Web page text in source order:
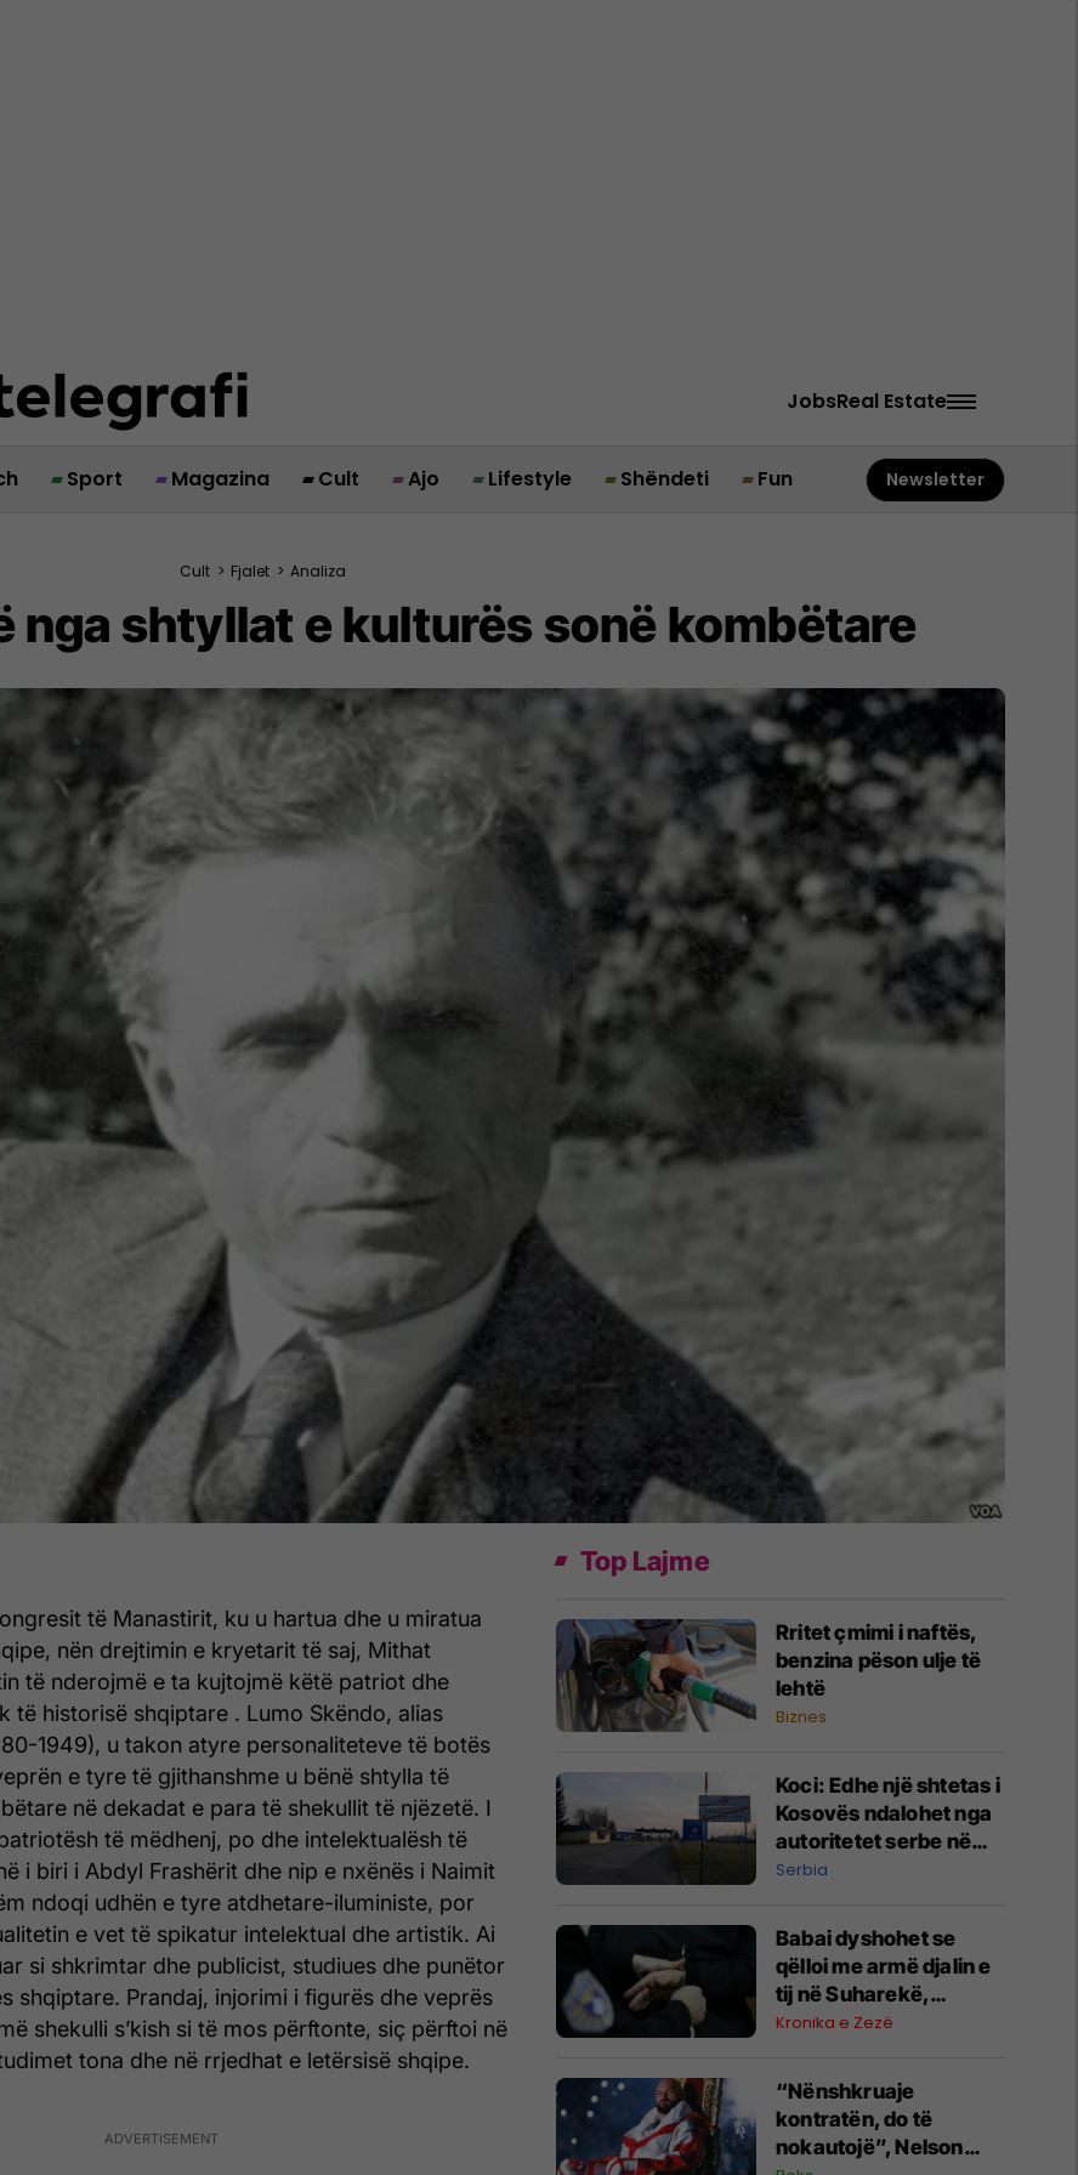
JobsReal Estate
Sport Magazina Cult Ajo Lifestyle Shëndeti Fun Newsletter
Cult > Fjalet > Analiza
nga shtyllat e kulturës sonë kombëtare
të Manastirit, ku u hartua dhe u miratua
nën drejtimin e kryetarit të saj, Mithat
të nderojmë e ta kujtojmë këtë patriot dhe
të historisë shqiptare . Lumo Skëndo, alias
1949), u takon atyre personaliteteve të botës
e tyre të gjithanshme u bënë shtylla të
në dekadat e para të shekullit të njëzetë. I
të mëdhenj, po dhe intelektualësh të
i biri i Abdyl Frashërit dhe nip e nxënës i Naimit
ndoqi udhën e tyre atdhetare-iluministe, por
e vet të spikatur intelektual dhe artistik. Ai
si shkrimtar dhe publicist, studiues dhe punëtor
shqiptare. Prandaj, injorimi i figurës dhe veprës
shekulli s’kish si të mos përftonte, siç përftoi në
tona dhe në rrjedhat e letërsisë shqipe.
Top Lajme
Rritet çmimi i naftës,
benzina pëson ulje të
lehtë
Biznes
Koci: ​Edhe një shtetas i
Kosovës ndalohet nga
autoritetet serbe në
kufi me Hungarinë
Serbia
Babai dyshohet se
qëlloi me armë djalin e
tij në Suharekë,
arrestohet i dyshuari
Kronika e Zezë
“Nënshkruaje
kontratën, do të
nokautojë”, Nelson